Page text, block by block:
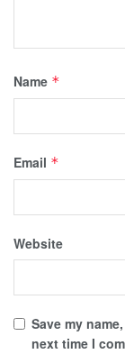
Name *
Email *
Website
Save my
next time I